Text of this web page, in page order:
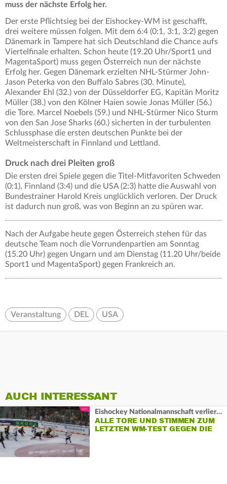
muss der nächste Erfolg her.
Der erste Pflichtsieg bei der Eishockey-WM ist geschafft,
drei weitere müssen folgen. Mit dem 6:4 (0:1, 3:1, 3:2) gegen
Dänemark in Tampere hat sich Deutschland die Chance aufs
Viertelfinale erhalten. Schon heute (19.20 Uhr/Sport1 und
MagentaSport) muss gegen Österreich nun der nächste
Erfolg her. Gegen Dänemark erzielten NHL-Stürmer John-
Jason Peterka von den Buffalo Sabres (30. Minute),
Alexander Ehl (32.) von der Düsseldorfer EG, Kapitän Moritz
Müller (38.) von den Kölner Haien sowie Jonas Müller (56.)
die Tore. Marcel Noebels (59.) und NHL-Stürmer Nico Sturm
von den San Jose Sharks (60.) sicherten in der turbulenten
Schlussphase die ersten deutschen Punkte bei der
Weltmeisterschaft in Finnland und Lettland.
Druck nach drei Pleiten groß
Die ersten drei Spiele gegen die Titel-Mitfavoriten Schweden
(0:1), Finnland (3:4) und die USA (2:3) hatte die Auswahl von
Bundestrainer Harold Kreis unglücklich verloren. Der Druck
ist dadurch nun groß, was von Beginn an zu spüren war.
Nach der Aufgabe heute gegen Österreich stehen für das
deutsche Team noch die Vorrundenpartien am Sonntag
(15.20 Uhr) gegen Ungarn und am Dienstag (11.20 Uhr/beide
Sport1 und MagentaSport) gegen Frankreich an.
Veranstaltung DEL USA
AUCH INTERESSANT
Eishockey Nationalmannschaft verliert gegen den Weltmeister:
ALLE TORE UND STIMMEN ZUM
LETZTEN WM-TEST GEGEN DIE